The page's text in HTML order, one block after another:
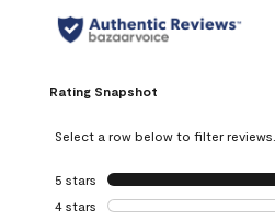
Rating Snapshot
Select a row below to filter reviews.
5 stars stars
4 stars stars